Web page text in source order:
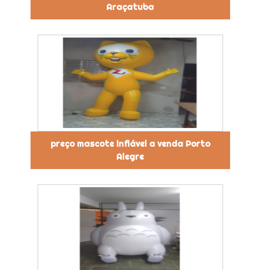
Araçatuba
preço mascote inflável a venda Porto
Alegre